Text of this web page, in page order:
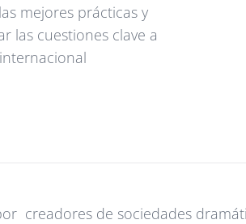
mejores prácticas y
las cuestiones clave a
creadores de sociedades